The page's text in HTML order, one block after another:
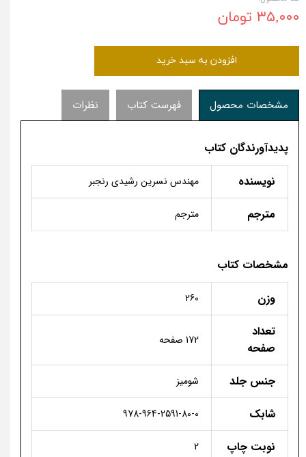
۳۵,۰۰۰ تومان
افزودن به سبد خرید
مشخصات محصول فهرست کتاب نظرات
پدیدآورندگان کتاب
نویسنده
مهندس نسرین رشیدی رنجبر
مترجم مترجم
مشخصات کتاب
وزن
260
تعداد
صفحه
172 صفحه
جنس جلد شومیز
شابک 978-964-2591-80-0
نوبت چاپ 2